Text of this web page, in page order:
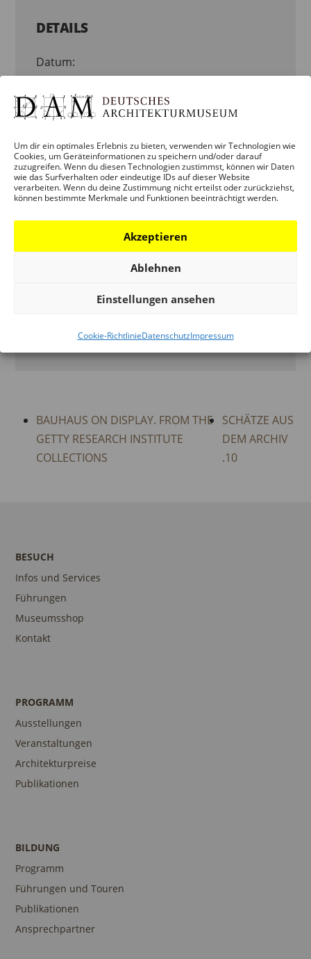
Um dir ein optimales Erlebnis zu bieten, verwenden wir Technologien wie
Cookies, um Geräteinformationen zu speichern und/oder darauf
zuzugreifen. Wenn du diesen Technologien zustimmst, können wir Daten
wie das Surfverhalten oder eindeutige IDs auf dieser Website
verarbeiten. Wenn du deine Zustimmung nicht erteilst oder zurückziehst,
können bestimmte Merkmale und Funktionen beeinträchtigt werden.
Akzeptieren
Ablehnen
Einstellungen ansehen
Cookie-RichtlinieDatenschutzImpressum
DETAILS
Datum:
28. Juni 2019
Zeit:
Veranstaltungskategorie:
VERANSTALTUNG
ORT
DAM
ANGABEN
EINLADUNGSKARTE
ARCHIV .10
BAUHAUS ON DISPLAY. FROM THE
GETTY RESEARCH INSTITUTE
COLLECTIONS
SCHÄTZE AUS
DEM ARCHIV
.10
BESUCH
Infos und Services
Führungen
Museumsshop
Kontakt
PROGRAMM
Ausstellungen
Veranstaltungen
Architekturpreise
Publikationen
BILDUNG
Programm
Führungen und Touren
Publikationen
Ansprechpartner